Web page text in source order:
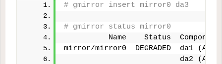
# gmirror insert mirror0 da3
# gmirror status mirror0
Name    Status
mirror/mirror0  DEGRADED  da1
da2